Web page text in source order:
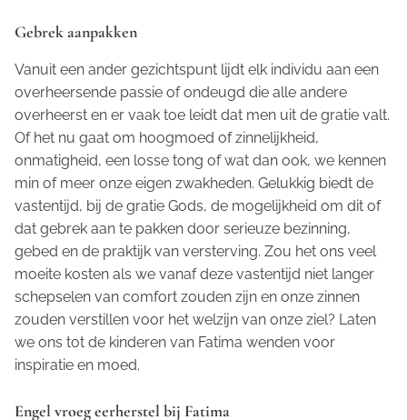
Gebrek aanpakken
Vanuit een ander gezichtspunt lijdt elk individu aan een
overheersende passie of ondeugd die alle andere
overheerst en er vaak toe leidt dat men uit de gratie valt.
Of het nu gaat om hoogmoed of zinnelijkheid,
onmatigheid, een losse tong of wat dan ook, we kennen
min of meer onze eigen zwakheden. Gelukkig biedt de
vastentijd, bij de gratie Gods, de mogelijkheid om dit of
dat gebrek aan te pakken door serieuze bezinning,
gebed en de praktijk van versterving. Zou het ons veel
moeite kosten als we vanaf deze vastentijd niet langer
schepselen van comfort zouden zijn en onze zinnen
zouden verstillen voor het welzijn van onze ziel? Laten
we ons tot de kinderen van Fatima wenden voor
inspiratie en moed.
Engel vroeg eerherstel bij Fatima